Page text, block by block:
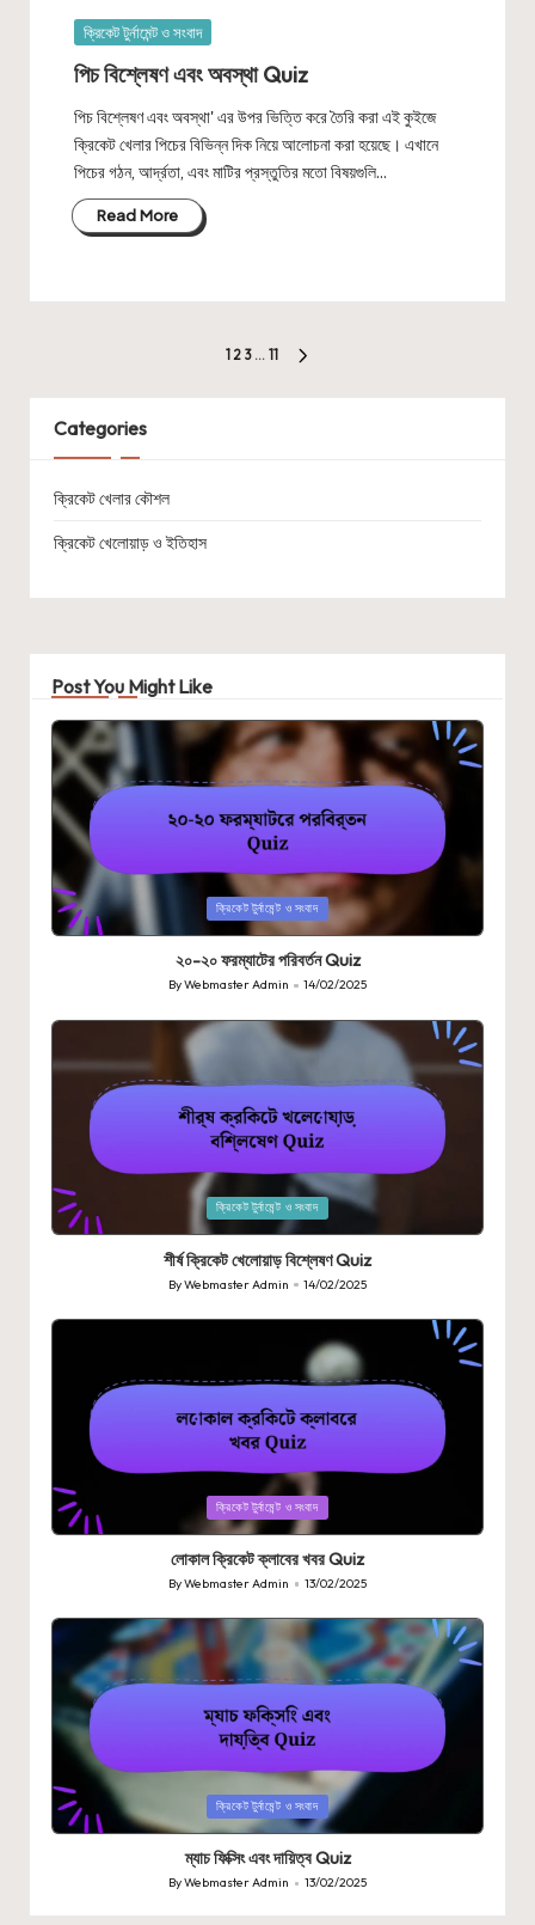
Posted
ক্রিকেট টুর্নামেন্ট ও সংবাদ
পিচ বিশ্লেষণ এবং অবস্থা Quiz
পিচ বিশ্লেষণ এবং অবস্থা' এর উপর ভিত্তি করে তৈরি করা এই কুইজে
ক্রিকেট খেলার পিচের বিভিন্ন দিক নিয়ে আলোচনা করা হয়েছে। এখানে
পিচের গঠন, আর্দ্রতা, এবং মাটির প্রস্তুতির মতো বিষয়গুলি…
Read More
pagination
1 2 3 … 11
Categories
ক্রিকেট খেলার কৌশল
ক্রিকেট খেলোয়াড় ও ইতিহাস
Post You Might Like
Posted
in
ক্রিকেট টুর্নামেন্ট ও সংবাদ
২০-২০ ফরম্যাটের পরিবর্তন Quiz
Posted
ByWebmaster Admin 14/02/2025
Posted
in
ক্রিকেট টুর্নামেন্ট ও সংবাদ
শীর্ষ ক্রিকেট খেলোয়াড় বিশ্লেষণ Quiz
Posted
ByWebmaster Admin 14/02/2025
Posted
in
ক্রিকেট টুর্নামেন্ট ও সংবাদ
লোকাল ক্রিকেট ক্লাবের খবর Quiz
Posted
by
ByWebmaster Admin 13/02/2025
Posted
in
ক্রিকেট টুর্নামেন্ট ও সংবাদ
ম্যাচ ফিক্সিং এবং দায়িত্ব Quiz
Posted
by
ByWebmaster Admin 13/02/2025